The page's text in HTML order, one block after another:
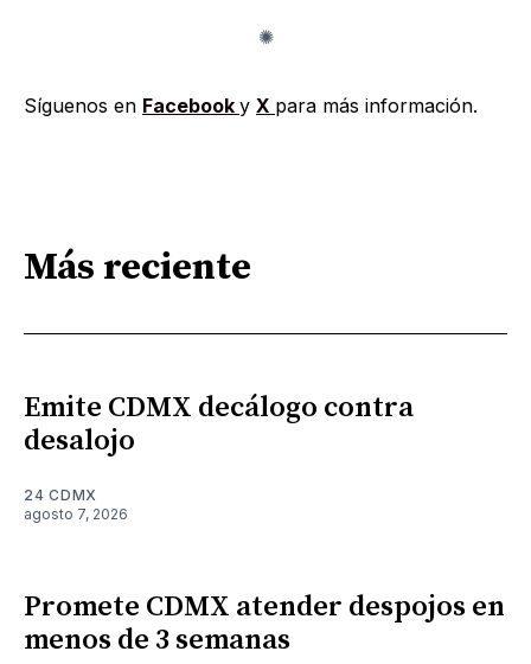
Síguenos en Facebook y X para más información.
Más reciente
Emite CDMX decálogo contra
desalojo
24 CDMX
agosto 7, 2026
Promete CDMX atender despojos en
menos de 3 semanas